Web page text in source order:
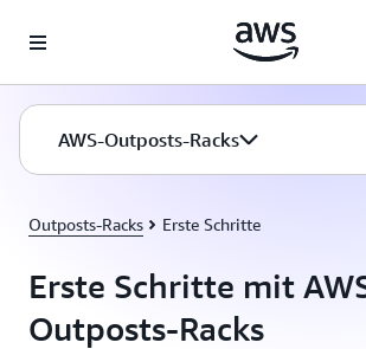
Überspringen zum Hauptinhalt
AWS-Outposts-Racks
Outposts-Racks Erste Schritte
Erste Schritte mit
Outposts-Racks